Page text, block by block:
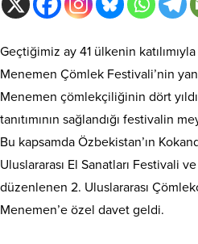
Geçtiğimiz ay 41 ülkenin
Menemen Çömlek Festivali’nin
Menemen çömlekçiliğinin dört
tanıtımının sağlandığı festivalin
Bu kapsamda Özbekistan’ın
Uluslararası El Sanatları Festivali
düzenlenen 2. Uluslararası
Menemen’e özel davet geldi.